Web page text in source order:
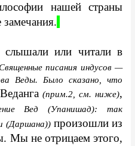
нашей страны
замечания.
слышали или читали в
писания индусов —
Веды. Было сказано, что
(прим.2, см. ниже),
Вед (Упанишад): так
(Даршана)) произошли из
Мы не отрицаем этого,